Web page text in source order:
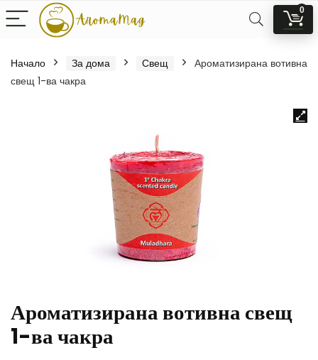
0
Начало За дома Свещ
Ароматизирана вотивна
свещ 1-ва чакра
Ароматизирана вотивна свещ
1-ва чакра